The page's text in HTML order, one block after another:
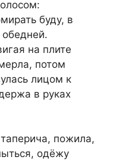
буду, в
обедней.
на плите
потом
лицом к
в руках
пожила,
одёжу